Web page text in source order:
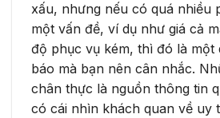
xấu, nhưng nếu có quá nhiều
một vấn đề, ví dụ như giá cả
độ phục vụ kém, thì đó là một
báo mà bạn nên cân nhắc.
chân thực là nguồn thông tin
có cái nhìn khách quan về uy